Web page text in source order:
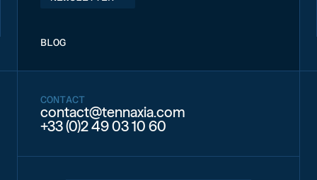
BLOG
CONTACT
contact@tennaxia.com
+33 (0)2 49 03 10 60